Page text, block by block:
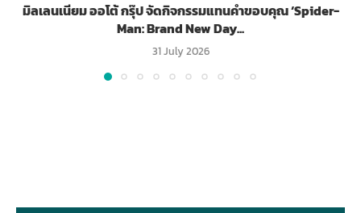
มิลเลนเนียม ออโต้ กรุ๊ป จัดกิจกรรมแทนคำขอบคุณ ‘Spider-
Man: Brand New Day...
31 July 2026